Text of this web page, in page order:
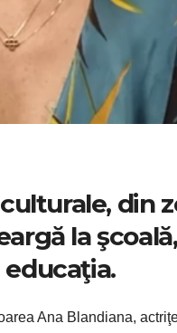
din
la
educaţia.
Ana Blandiana,